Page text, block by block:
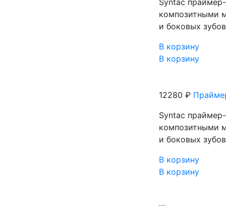
Syntaс
композитными
и боковых
В корзину
В корзину
12280 ₽
Syntaс
композитными
и боковых
В корзину
В корзину